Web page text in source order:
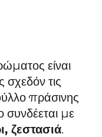
είναι
τις
πράσινης
συνδέεται με
ζεστασιά.